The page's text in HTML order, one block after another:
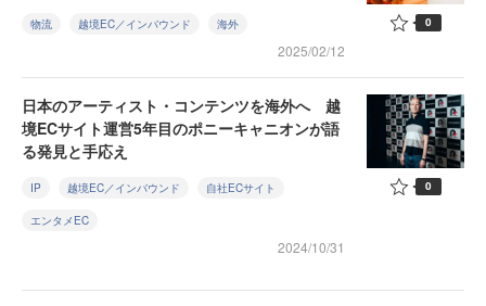
物流 越境EC／インバウンド 海外
2025/02/12
0
日本のアーティスト・コンテンツを海外へ 越
境ECサイト運営5年目のポニーキャニオンが語
る発見と手応え
IP 越境EC／インバウンド 自社ECサイト
エンタメEC
2024/10/31
0